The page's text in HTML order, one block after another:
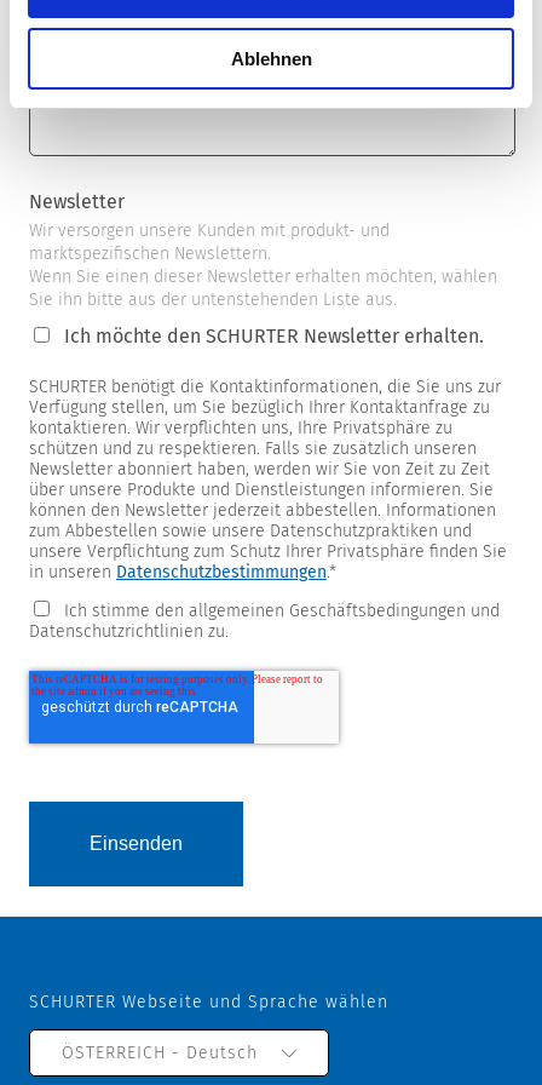
Ablehnen
Newsletter
Wir versorgen unsere Kunden mit produkt- und
marktspezifischen Newslettern.
Wenn Sie einen dieser Newsletter erhalten möchten, wählen
Sie ihn bitte aus der untenstehenden Liste aus.
Ich möchte den SCHURTER Newsletter erhalten.
SCHURTER benötigt die Kontaktinformationen, die Sie uns zur
Verfügung stellen, um Sie bezüglich Ihrer Kontaktanfrage zu
kontaktieren. Wir verpflichten uns, Ihre Privatsphäre zu
schützen und zu respektieren. Falls sie zusätzlich unseren
Newsletter abonniert haben, werden wir Sie von Zeit zu Zeit
über unsere Produkte und Dienstleistungen informieren. Sie
können den Newsletter jederzeit abbestellen. Informationen
zum Abbestellen sowie unsere Datenschutzpraktiken und
unsere Verpflichtung zum Schutz Ihrer Privatsphäre finden Sie
in unseren Datenschutzbestimmungen.*
Ich stimme den allgemeinen Geschäftsbedingungen und
Datenschutzrichtlinien zu.
SCHURTER Webseite und Sprache wählen
ÖSTERREICH - Deutsch